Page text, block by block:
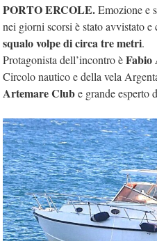
PORTO ERCOLE.Emozione e
nei giorni scorsi è stato avvistato
squalo volpe di circa tre metri.
Protagonista dell’incontro èFabio
Circolo nautico e della vela
Artemare Clube grande esperto